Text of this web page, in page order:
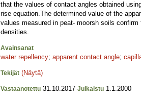
that the values of contact angles obtained
rise equation.The determined value of the
values measured in peat- moorsh soils
densities.
Avainsanat
water repellency; apparent contact angle;
Tekijät (Näytä)
Vastaanotettu 31.10.2017 Julkaistu 1.1.2000